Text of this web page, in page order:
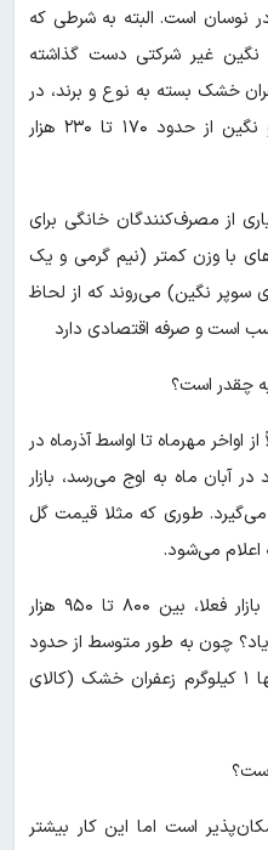
در نوسان است. البته به شرطی که
نگین غیر شرکتی دست گذاشته
خشک بسته به نوع و برند، در
خرده‌فروشی‌ها برای زعفران سرگل و نگین از حدود ۱۷۰ تا ۲۳۰ هزار
از مصرف‌کنندگان خانگی برای
با وزن کمتر (نیم گرمی و یک
سوپر نگین) می‌روند که از لحاظ
است و صرفه اقتصادی‌ دارد
چقدر است؟
مهرماه تا اواسط آذرماه در
آبان ماه به اوج می‌رسد، بازار
طوری که مثلا قیمت گل
اعلام می‌شود.
قیمت هر کیلو گل زعفران در این بازار فعلا، بین ۸۰۰ تا ۹۵۰ هزار
چون به طور متوسط از حدود
۷۰ تا ۱۰۰ کیلو گل تازه زعفران، تنها ۱ کیلوگرم زعفران خشک (کالای
است اما این کار بیشتر